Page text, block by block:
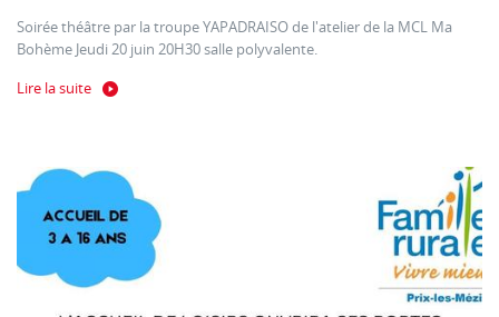
Soirée théâtre par la troupe YAPADRAISO de l'atelier de la MCL Ma
Bohème Jeudi 20 juin 20H30 salle polyvalente.
Lire la suite